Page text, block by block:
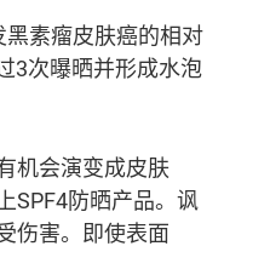
素瘤皮肤癌的相对
3次曝晒并形成水泡
机会演变成皮肤
SPF4防晒产品。讽
伤害。即使表面